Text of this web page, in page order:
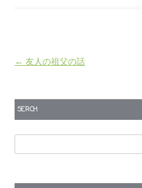
投
ビ
ョ
← 友人の祖父の話
SERCH
索: